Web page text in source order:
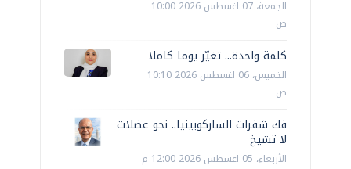
الجمعة، 07 اغسطس 2026 10:00
ص
كلمة واحدة... تغيّر يوما كاملا
الخميس، 06 اغسطس 2026 10:10
ص
فك شفرات الساركوبينيا.. نحو عضلات
لا تشيخ
الأربعاء، 05 اغسطس 2026 12:00 م